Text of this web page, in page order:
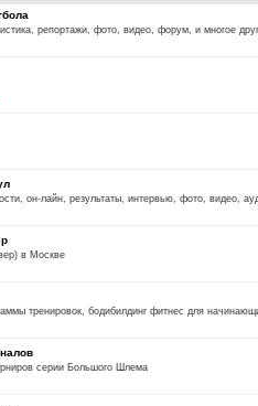
репортажи, фото, видео, форум, и многое
он-лайн, результаты, интервью, фото, видео,
в Москве
тренировок, бодибилдинг фитнес для
серии Большого Шлема